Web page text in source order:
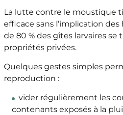
La lutte contre le moustique
efficace sans l’implication
de 80 % des gîtes larvaires se
propriétés privées.
Quelques gestes simples
reproduction :
vider régulièrement les
contenants exposés à la